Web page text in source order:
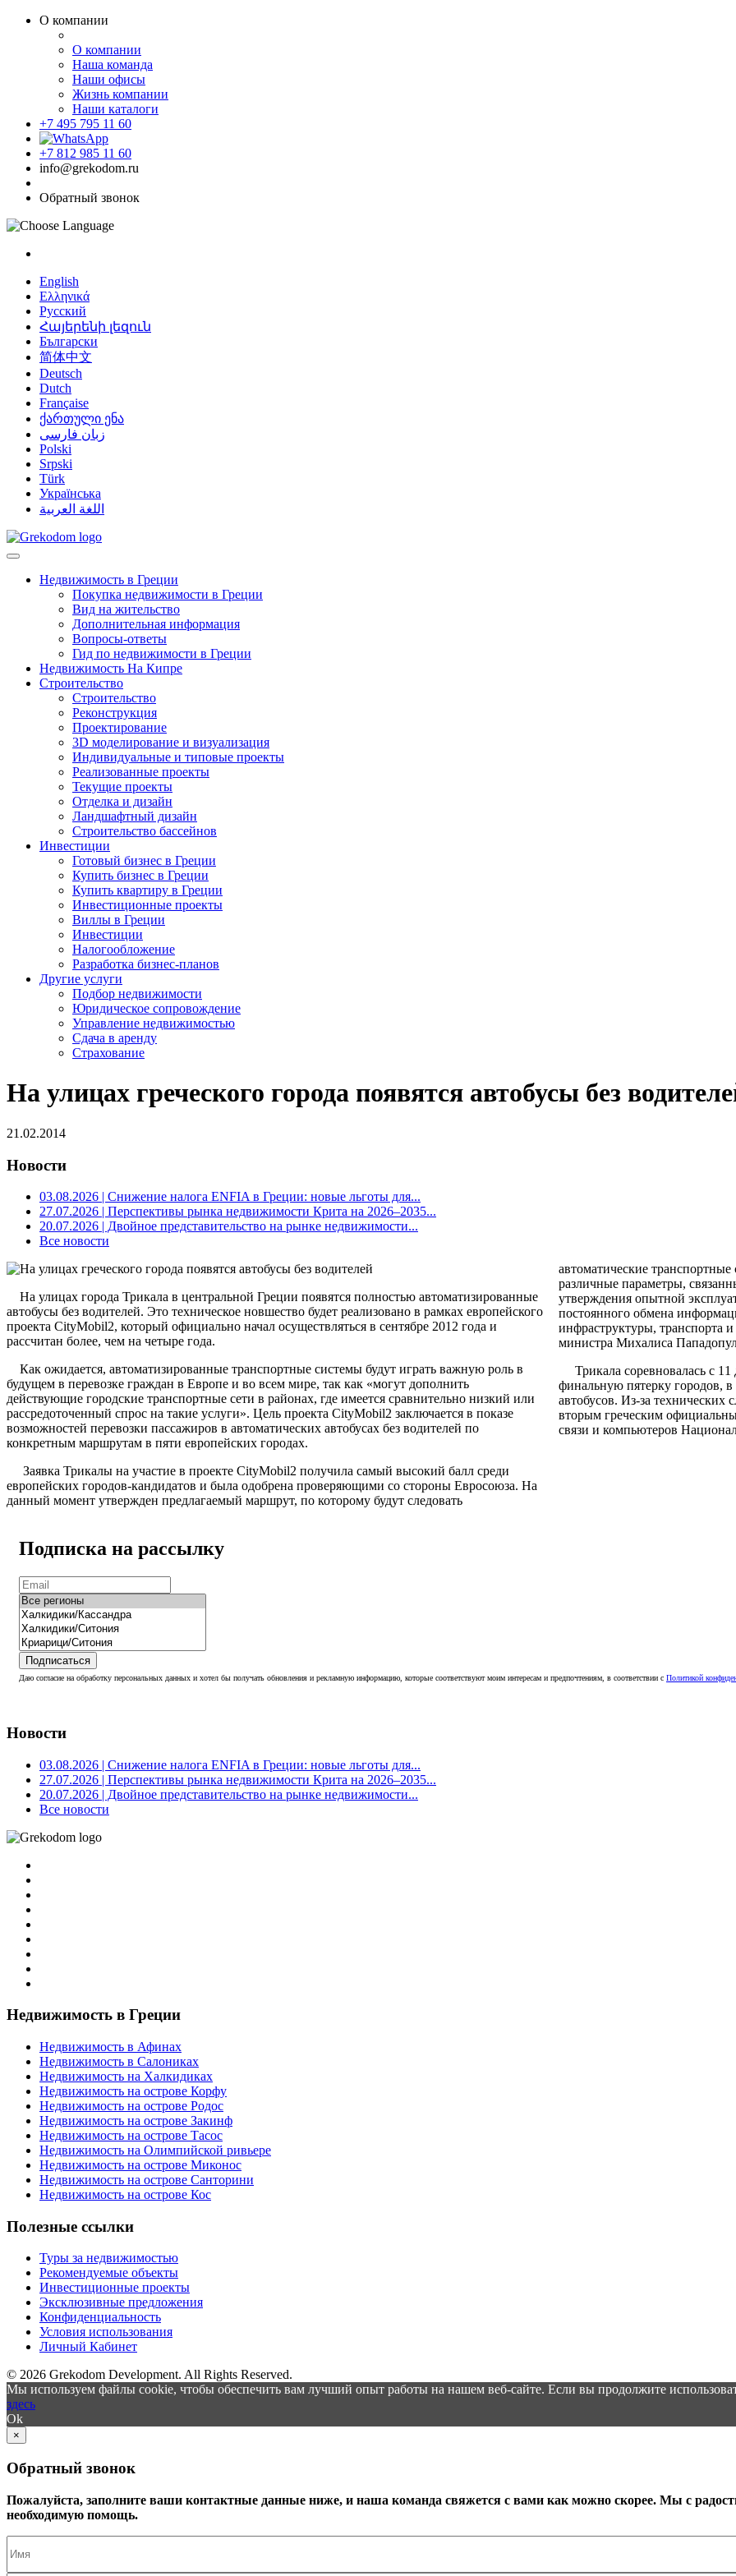
О компании
О компании
Наша команда
Наши офисы
Жизнь компании
Наши каталоги
+7 495 795 11 60
+7 812 985 11 60
info@grekodom.ru
Обратный звонок
English
Ελληνικά
Русский
Հայերենի լեզուն
Български
简体中文
Deutsch
Dutch
Française
ქართული ენა
زبان فارسی
Polski
Srpski
Türk
Українська
اللغة العربية
Недвижимость в Греции
Покупка недвижимости в Греции
Вид на жительство
Дополнительная информация
Вопросы-ответы
Гид по недвижимости в Греции
Недвижимость На Кипре
Строительство
Строительство
Реконструкция
Проектирование
3D моделирование и визуализация
Индивидуальные и типовые проекты
Реализованные проекты
Текущие проекты
Отделка и дизайн
Ландшафтный дизайн
Строительство бассейнов
Инвестиции
Готовый бизнес в Греции
Купить бизнес в Греции
Купить квартиру в Греции
Инвестиционные проекты
Виллы в Греции
Инвестиции
Налогообложение
Разработка бизнес-планов
Другие услуги
Подбор недвижимости
Юридическое сопровождение
Управление недвижимостью
Сдача в аренду
Страхование
На улицах греческого города появятся автобусы без
21.02.2014
Новости
03.08.2026 | Снижение налога ENFIA в Греции: новые льготы для...
27.07.2026 | Перспективы рынка недвижимости Крита на 2026–2035...
20.07.2026 | Двойное представительство на рынке недвижимости...
Все новости
На улицах города Трикала в центральной Греции появятся полностью автоматизированные
автобусы без водителей. Это техническое новшество будет реализовано в рамках европейского
проекта CityMobil2, который официально начал осуществляться в сентябре 2012 года и
рассчитан более, чем на четыре года.
Как ожидается, автоматизированные транспортные системы будут играть важную роль в
будущем в перевозке граждан в Европе и во всем мире, так как «могут дополнить
действующие городские транспортные сети в районах, где имеется сравнительно низкий или
рассредоточенный спрос на такие услуги». Цель проекта CityMobil2 заключается в показе
возможностей перевозки пассажиров в автоматических автобусах без водителей по
конкретным маршрутам в пяти европейских городах.
Заявка Трикалы на участие в проекте CityMobil2 получила самый высокий балл среди
европейских городов-кандидатов и была одобрена проверяющими со стороны Евросоюза. На
данный момент утвержден предлагаемый маршрут, по которому будут следовать
автоматические транспортные
различные параметры,
утверждения опытной
постоянного обмена
инфраструктуры, транспорта
министра Михалиса
Трикала соревновалась с 11
финальную пятерку городов,
автобусов. Из-за технических
вторым греческим
связи и компьютеров
Подписка на рассылку
Подписаться
Даю согласие на обработку персональных данных и хотел бы получать обновления и рекламную информацию, которые соответствуют моим интересам и предпочтениям, в соответствии с Политикой
Новости
03.08.2026 | Снижение налога ENFIA в Греции: новые льготы для...
27.07.2026 | Перспективы рынка недвижимости Крита на 2026–2035...
20.07.2026 | Двойное представительство на рынке недвижимости...
Все новости
Недвижимость в Греции
Недвижимость в Афинах
Недвижимость в Салониках
Недвижимость на Халкидиках
Недвижимость на острове Корфу
Недвижимость на острове Родос
Недвижимость на острове Закинф
Недвижимость на острове Тасос
Недвижимость на Олимпийской ривьере
Недвижимость на острове Миконос
Недвижимость на острове Санторини
Недвижимость на острове Кос
Полезные ссылки
Туры за недвижимостью
Рекомендуемые объекты
Инвестиционные проекты
Эксклюзивные предложения
Конфиденциальность
Условия использования
Личный Кабинет
© 2026 Grekodom Development. All Rights Reserved.
Мы используем файлы cookie, чтобы обеспечить вам лучший опыт работы на нашем веб-сайте. Если вы продолжите
здесь
Ok
×
Обратный звонок
Пожалуйста, заполните ваши контактные данные ниже, и наша команда свяжется с вами как можно скорее. Мы с
необходимую помощь.